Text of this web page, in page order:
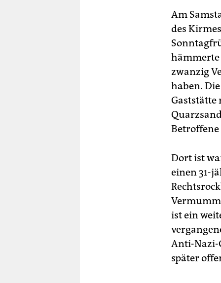
Am
des
hämmerte
zwanzig
haben.
Gaststätte
Dort ist
einen 31-
ist ein
Anti-Nazi-
später